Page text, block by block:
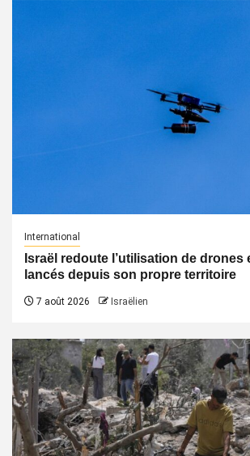
International
Israël redoute l’utilisation de drones
lancés depuis son propre territoire
7 août 2026 Israëlien